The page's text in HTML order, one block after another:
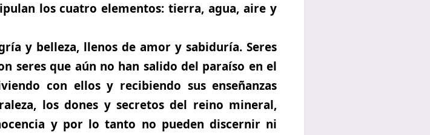
los cuatro elementos: tierra, agua, aire y
y belleza, llenos de amor y sabiduría. Seres
seres que aún no han salido del paraíso en el
con ellos y recibiendo sus enseñanzas
los dones y secretos del reino mineral,
y por lo tanto no pueden discernir ni